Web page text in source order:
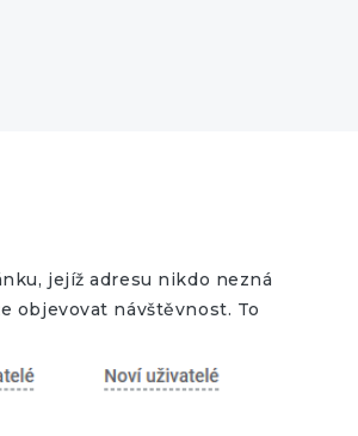
jejíž adresu nikdo nezná
objevovat návštěvnost. To